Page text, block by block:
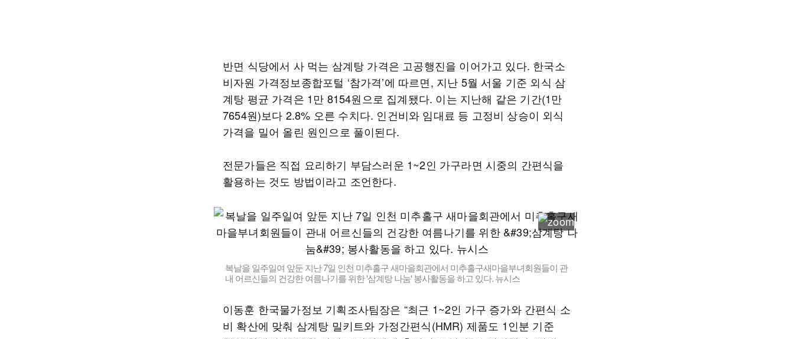
반면 식당에서 사 먹는 삼계탕 가격은 고공행진을 이어가고 있다. 한국소
비자원 가격정보종합포털 ‘참가격’에 따르면, 지난 5월 서울 기준 외식 삼
계탕 평균 가격은 1만 8154원으로 집계됐다. 이는 지난해 같은 기간(1만
7654원)보다 2.8% 오른 수치다. 인건비와 임대료 등 고정비 상승이 외식
가격을 밀어 올린 원인으로 풀이된다.
전문가들은 직접 요리하기 부담스러운 1~2인 가구라면 시중의 간편식을
활용하는 것도 방법이라고 조언한다.
복날을 일주일여 앞둔 지난 7일 인천 미추홀구 새마을회관에서 미추홀구새마을부녀회원들이 관
내 어르신들의 건강한 여름나기를 위한 '삼계탕 나눔' 봉사활동을 하고 있다. 뉴시스
이동훈 한국물가정보 기획조사팀장은 “최근 1~2인 가구 증가와 간편식 소
비 확산에 맞춰 삼계탕 밀키트와 가정간편식(HMR) 제품도 1인분 기준